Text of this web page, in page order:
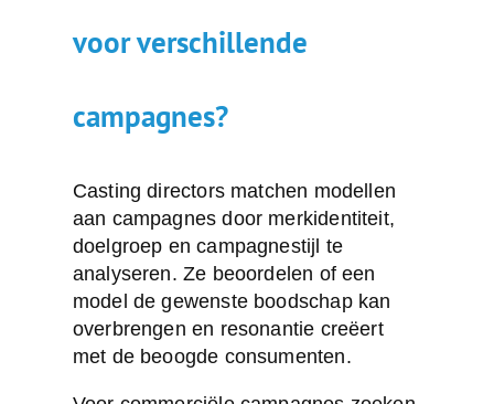
voor verschillende
campagnes?
Casting directors matchen modellen
aan campagnes door merkidentiteit,
doelgroep en campagnestijl te
analyseren. Ze beoordelen of een
model de gewenste boodschap kan
overbrengen en resonantie creëert
met de beoogde consumenten.